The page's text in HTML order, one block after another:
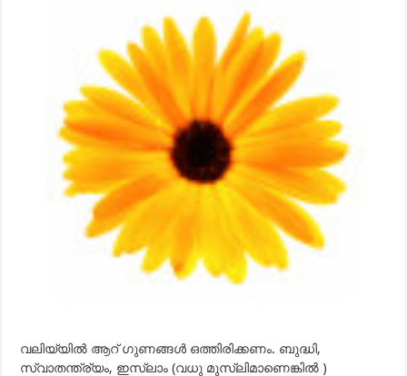
മാത്രം
മുസ്ലിമതായി,
അവളുടെ
വലിയ്യ്
ആരായിരിക്കും?
വലിയ്യില്‍ ആറ് ഗുണങ്ങള്‍ ഒത്തിരിക്കണം. ബുദ്ധി,
സ്വാതന്ത്ര്യം, ഇസ്ലാം (വധു മുസ്ലിമാണെങ്കില്‍ )